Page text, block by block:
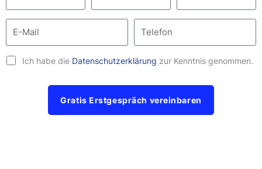
Ich habe die Datenschutzerklärung zur Kenntnis genommen.
Gratis Erstgespräch vereinbaren